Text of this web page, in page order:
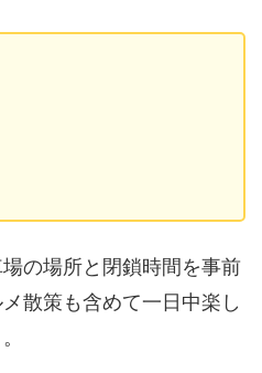
の場所と閉鎖時間を事前
散策も含めて一日中楽し